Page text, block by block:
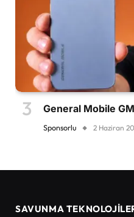
General Mobile
Sponsorlu 2 Haziran
SAVUNMA